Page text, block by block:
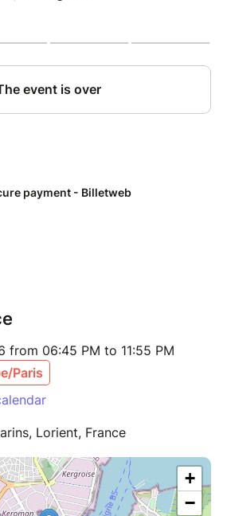
from 06:45 PM to 11:55 PM
Paris
Lorient, France
+
−